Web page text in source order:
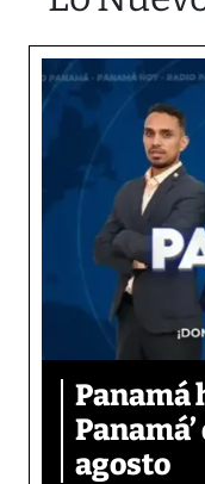
Panamá
agosto